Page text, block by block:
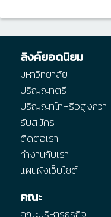
ลิงค์ยอดนิยม
มหาวิทยาลัย
ปริญญาตรี
ปริญญาโทหรือสูงกว่า
รับสมัคร
ติดต่อเรา
ทำงานกับเรา
แผนผังเว็บไซต์
คณะ